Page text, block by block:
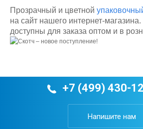
Прозрачный и цветной
на сайт нашего интернет-
доступны для заказа оптом и в
+7 (499) 430-
Напишите нам